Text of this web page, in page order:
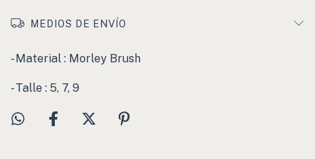
MEDIOS DE ENVÍO
- Material : Morley Brush
- Talle : 5, 7, 9